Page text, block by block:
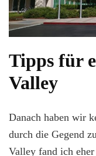
Tipps für
Valley
Danach haben wir
durch die Gegend
Valley fand ich